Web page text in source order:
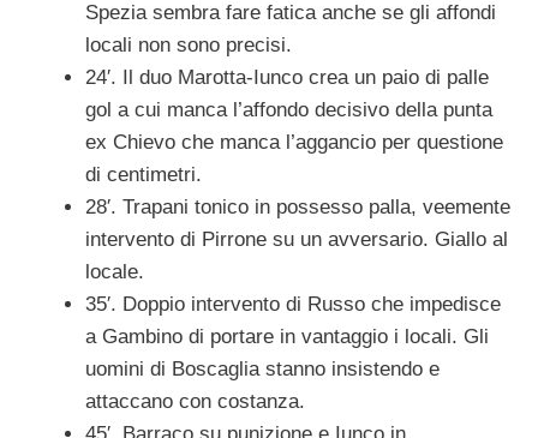
Spezia sembra fare fatica anche se gli affondi
locali non sono precisi.
24′. Il duo Marotta-Iunco crea un paio di palle
gol a cui manca l’affondo decisivo della punta
ex Chievo che manca l’aggancio per questione
di centimetri.
28′. Trapani tonico in possesso palla, veemente
intervento di Pirrone su un avversario. Giallo al
locale.
35′. Doppio intervento di Russo che impedisce
a Gambino di portare in vantaggio i locali. Gli
uomini di Boscaglia stanno insistendo e
attaccano con costanza.